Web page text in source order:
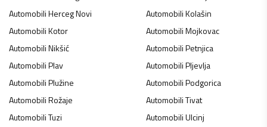
AutomobiliHerceg Novi AutomobiliKolašin
AutomobiliKotor AutomobiliMojkovac
AutomobiliNikšić AutomobiliPetnjica
AutomobiliPlav AutomobiliPljevlja
AutomobiliPlužine AutomobiliPodgorica
AutomobiliRožaje AutomobiliTivat
AutomobiliTuzi AutomobiliUlcinj